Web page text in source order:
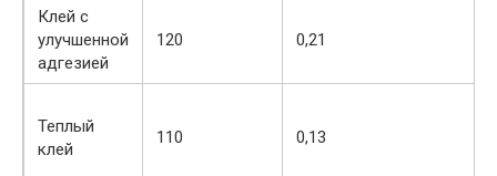
Клей с
улучшенной
адгезией
120 0,21
Теплый
клей
110 0,13